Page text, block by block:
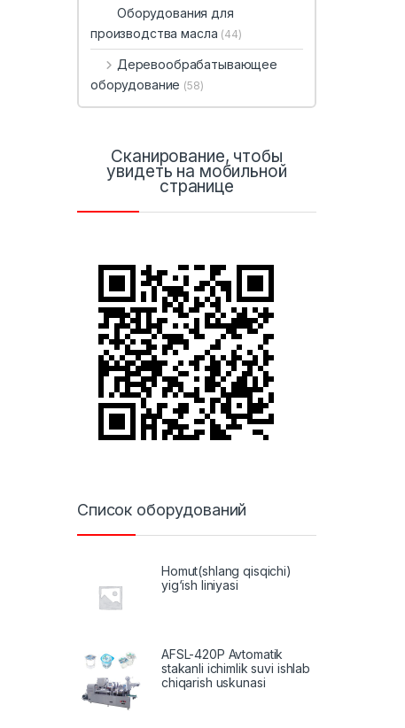
Оборудования для
производства масла (44)
Деревообрабатывающее
оборудование (58)
Сканирование, чтобы
увидеть на мобильной
странице
Список оборудований
Homut(shlang qisqichi)
yig‘ish liniyasi
AFSL-420P Avtomatik
stakanli ichimlik suvi ishlab
chiqarish uskunasi